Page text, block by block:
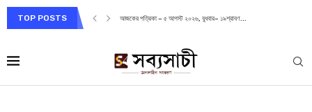
TOP POSTS আজকের পত্রিকা – ৫ আগস্ট ২০২৬, বুধবার– ১৯শ্রাবণ...